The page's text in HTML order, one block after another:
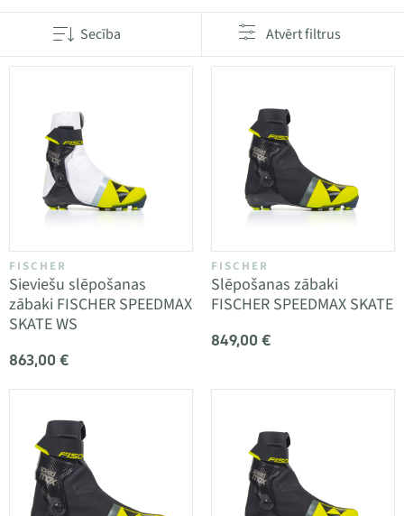
Secība Atvērt filtrus
FISCHER
Sieviešu slēpošanas
zābaki FISCHER SPEEDMAX
SKATE WS
863,00 €
FISCHER
Slēpošanas zābaki
FISCHER SPEEDMAX SKATE
849,00 €